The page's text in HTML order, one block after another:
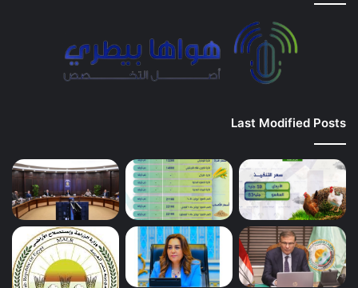
Last Modified Posts